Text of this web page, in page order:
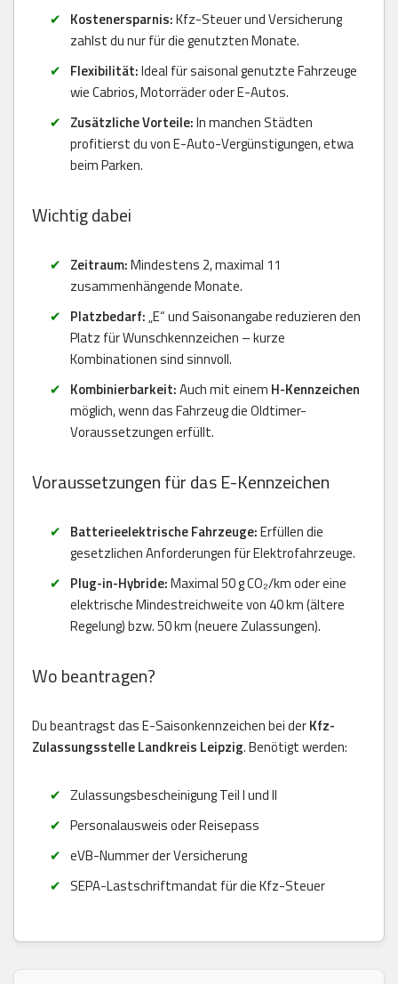
Kostenersparnis:Kfz-Steuer und Versicherung
zahlst du nur für die genutzten Monate.
Flexibilität:Ideal für saisonal genutzte Fahrzeuge
wie Cabrios, Motorräder oder E-Autos.
Zusätzliche Vorteile:In manchen Städten
profitierst du von E-Auto-Vergünstigungen, etwa
beim Parken.
Wichtig dabei
Zeitraum:Mindestens 2, maximal 11
zusammenhängende Monate.
Platzbedarf:„E“ und Saisonangabe reduzieren den
Platz für Wunschkennzeichen – kurze
Kombinationen sind sinnvoll.
Kombinierbarkeit:Auch mit einem H-Kennzeichen
möglich, wenn das Fahrzeug die Oldtimer-
Voraussetzungen erfüllt.
Voraussetzungen für das E-Kennzeichen
Batterieelektrische Fahrzeuge:Erfüllen die
gesetzlichen Anforderungen für Elektrofahrzeuge.
Plug-in-Hybride:Maximal 50 g CO₂/km oder eine
elektrische Mindestreichweite von 40 km (ältere
Regelung) bzw. 50 km (neuere Zulassungen).
Wo beantragen?
Du beantragst das E-Saisonkennzeichen bei derKfz-
Zulassungsstelle Landkreis Leipzig. Benötigt werden:
Zulassungsbescheinigung Teil I und II
Personalausweis oder Reisepass
eVB-Nummer der Versicherung
SEPA-Lastschriftmandat für die Kfz-Steuer